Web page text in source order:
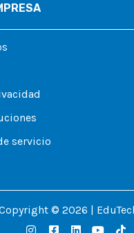
servicio
© 2026 |